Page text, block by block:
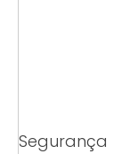
Segurança